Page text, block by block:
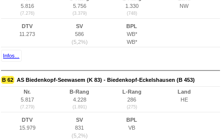
5.816
(7.276)
5.756
(3.379)
1.330
(748)
NW
DTV
11.273
SV
586
(5,2%)
BPL
WB*
WB*
Infos...
B 62 AS Biedenkopf-Seewasem (K 83) - Biedenkopf-Eckelshausen (B 453)
Nr.
5.817
(7.279)
B-Rang
4.228
(1.891)
L-Rang
286
(275)
Land
HE
DTV
15.979
SV
831
(5,2%)
BPL
VB